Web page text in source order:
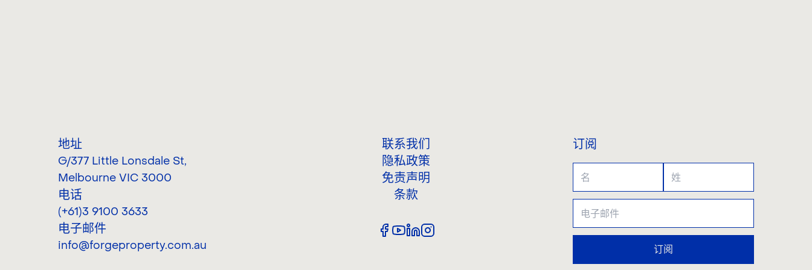
地址
G/377 Little Lonsdale St,
Melbourne VIC 3000
电话
(+61)3 9100 3633
电子邮件
info@forgeproperty.com.au
联系我们
隐私政策
免责声明
条款
订阅
订阅